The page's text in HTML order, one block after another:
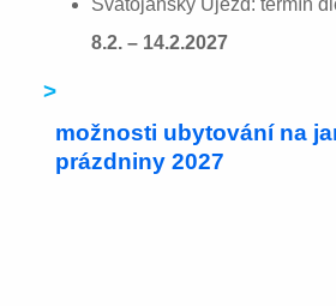
Svatojanský Újezd: termín
8.2. – 14.2.2027
>
možnosti ubytování na
prázdniny 2027